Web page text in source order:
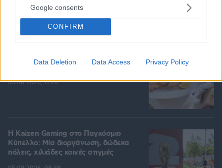
Google consents
CONFIRM
Data Deletion Data Access Privacy Policy
Αφροδίτη στον Ζυγό από σήμερα: Τα τυχερά
ζώδια
φαγητό στο όμορφο νησί των Δυτικών
Κυκλάδων
05.08.2026, 11:20
H Kaizen Gaming στο Παγκόσμιο
Kύπελλο: Μία διοργάνωση, δώδεκα
πόλεις, χιλιάδες κοινές στιγμές